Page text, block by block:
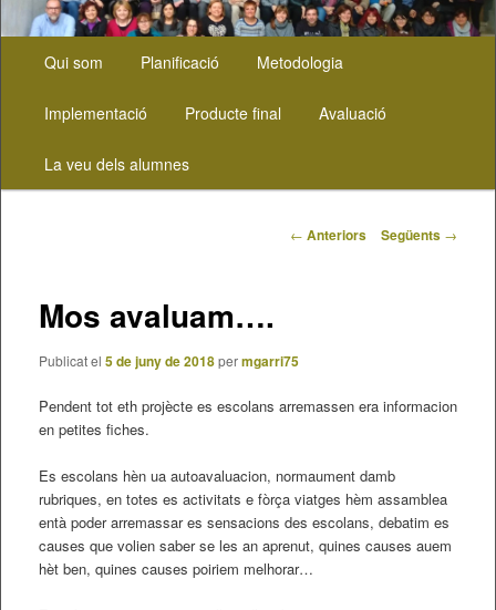
principal
Aneu
al
contingut
Qui som Planificació Metodologia
Implementació Producte final Avaluació
La veu dels alumnes
Navegació
← Anteriors Següents →
Mos avaluam….
Publicat el 5 de juny de 2018permgarri75
Pendent tot eth projècte es escolans arremassen era informacion
en petites fiches.
Es escolans hèn ua autoavaluacion, normaument damb
rubriques, en totes es activitats e fòrça viatges hèm assamblea
entà poder arremassar es sensacions des escolans, debatim es
causes que volien saber se les an aprenut, quines causes auem
hèt ben, quines causes poiriem melhorar…